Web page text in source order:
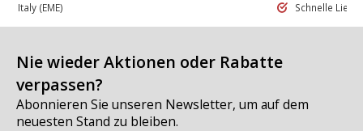
in Italy (EME) Schnelle
Nie wieder Aktionen oder Rabatte
verpassen?
Abonnieren Sie unseren Newsletter, um auf dem
neuesten Stand zu bleiben.